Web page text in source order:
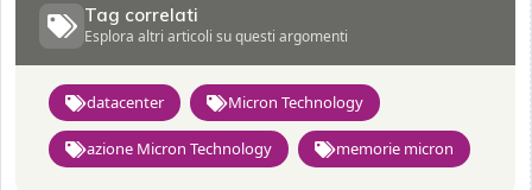
Tag correlati
Esplora altri articoli su questi argomenti
datacenter Micron Technology
azione Micron Technology memorie micron